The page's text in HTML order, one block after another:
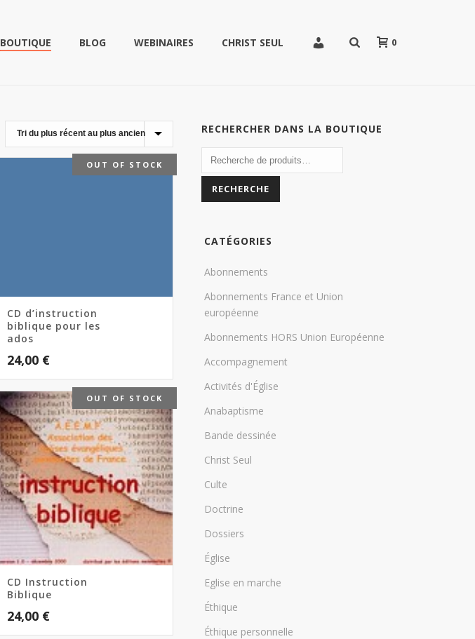
BOUTIQUE BLOG WEBINAIRES CHRIST SEUL 0
OUT OF STOCK
CD d’instruction
biblique pour les
ados
24,00 €
OUT OF STOCK
CD Instruction
Biblique
24,00 €
RECHERCHER DANS LA BOUTIQUE
RECHERCHE
CATÉGORIES
Abonnements
Abonnements France et Union
européenne
Abonnements HORS Union Européenne
Accompagnement
Activités d'Église
Anabaptisme
Bande dessinée
Christ Seul
Culte
Doctrine
Dossiers
Église
Eglise en marche
Éthique
Éthique personnelle